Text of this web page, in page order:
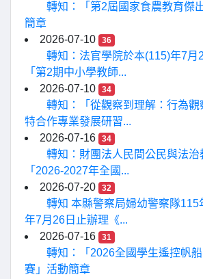
轉知：「第2屆國家食農教育傑
簡章
2026-07-10
36
轉知：法官學院於本(115)年7月
「第2期中小學教師...
2026-07-10
34
轉知：「從觀察到理解：行為
特合作專業發展研習...
2026-07-16
34
轉知：財團法人民間公民與法治
「2026-2027年全國...
2026-07-20
32
轉知 本縣警察局婦幼警察隊115
年7月26日止辦理《...
2026-07-16
31
轉知：「2026全國學生遙控帆
賽」活動簡章